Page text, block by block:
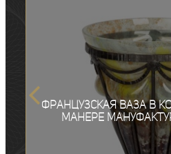
Французская ваза в
манере